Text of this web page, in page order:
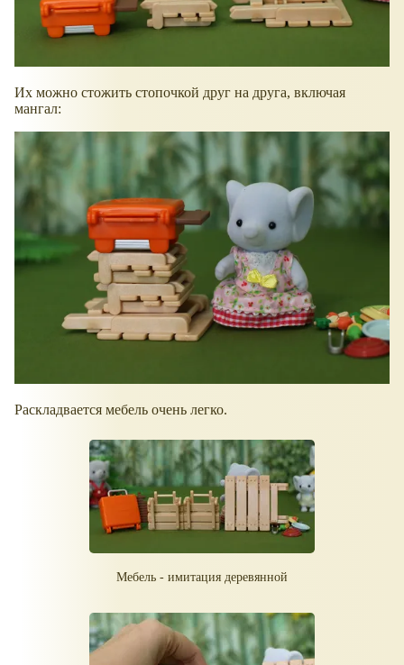
Их можно стожить стопочкой друг на друга, включая
мангал:
Раскладвается мебель очень легко.
Мебель - имитация деревянной